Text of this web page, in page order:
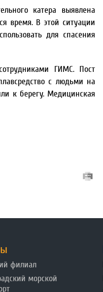
катера выявлена
время. В этой ситуации
для спасения
ГИМС. Пост
с людьми на
к берегу. Медицинская
филиал
морской